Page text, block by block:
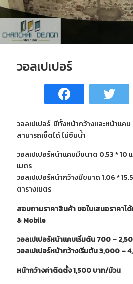
วอลเปเปอร์
วอลเปเปอร์ มีทั้งหน้ากว้างและหน้าแค
สามารถเช็ดได้ ไม่ซึมน้ำ
วอลเปเปอร์หน้าแคบมีขนาด 0.53 * 10
เมตร
วอลเปเปอร์หน้ากว้างมีขนาด 1.06 *
ตารางเมตร
สอบถามราคาสินค้า ขอใบเสนอราคา
& Mobile
วอลเปเปอร์หน้าแคบเริ่มต้น 700 –
วอลเปเปอร์หน้ากว้างเริ่มต้น 3,000 –
หน้ากว้างค่าติดตั้ง 1,500 บาท/ม้วน